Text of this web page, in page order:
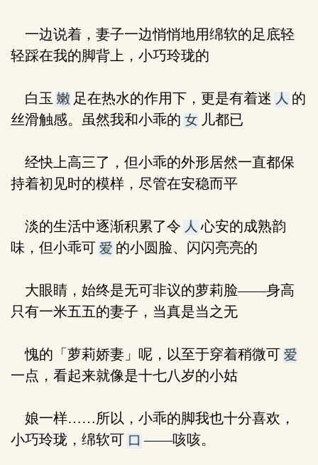
一边说着，妻子一边悄悄地用绵软的足底轻
轻踩在我的脚背上，小巧玲珑的
白玉 足在热水的作用下，更是有着迷
的
丝滑触感。虽然我和小乖的
儿都已
经快上高三了，但小乖的外形居然一直都保
持着初见时的模样，尽管在安稳而平
淡的生活中逐渐积累了令
心安的成熟韵
味，但小乖可
的小圆脸、闪闪亮亮的
大眼睛，始终是无可非议的萝莉脸——身高
只有一米五五的妻子，当真是当之无
愧的「萝莉娇妻」呢，以至于穿着稍微可
一点，看起来就像是十七八岁的小姑
娘一样……所以，小乖的脚我也十分喜欢，
小巧玲珑，绵软可
——咳咳。